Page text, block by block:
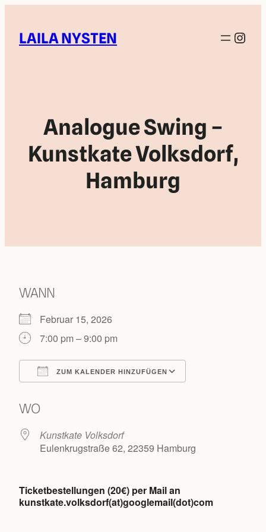
LAILA NYSTEN
Analogue Swing –
Kunstkate Volksdorf,
Hamburg
WANN
Februar 15, 2026
7:00 pm – 9:00 pm
ZUM KALENDER HINZUFÜGEN
WO
Kunstkate Volksdorf
Eulenkrugstraße 62, 22359 Hamburg
Ticketbestellungen (20€) per Mail an
kunstkate.volksdorf(at)googlemail(dot)com